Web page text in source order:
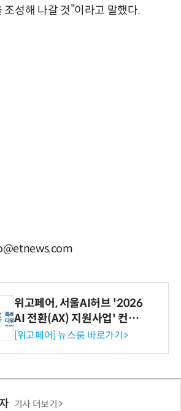
성해 나갈 것”이라고 말했다.
위고페어, 서울AI허브 '2026
AI 전환(AX) 지원사업' 컨소
시엄 선정
[위고페어] 뉴스룸 바로가기>
기사 더보기